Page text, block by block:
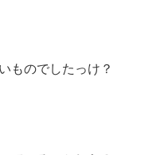
ものでしたっけ？